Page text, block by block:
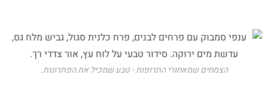
הצמחים שמאחורי התרופות - טבע שמכיל את הפתרונות.